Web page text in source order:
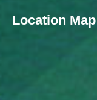
Location Map